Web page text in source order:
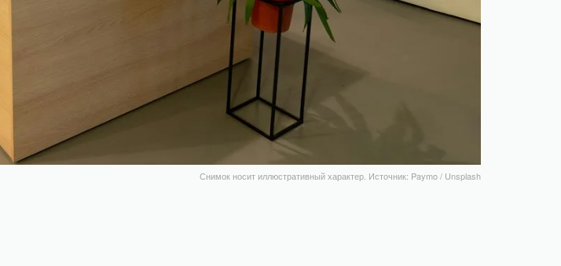
Снимок носит иллюстративный характер. Источник: Paymo / Unsplash